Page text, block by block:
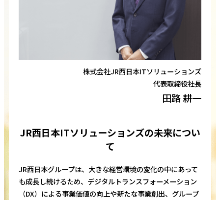
株式会社JR西日本ITソリューションズ
代表取締役社長
田路 耕一
JR西日本ITソリューションズの未来につい
て
JR西日本グループは、大きな経営環境の変化の中にあって
も成長し続けるため、デジタルトランスフォーメーション
（DX）による事業価値の向上や新たな事業創出、グループ